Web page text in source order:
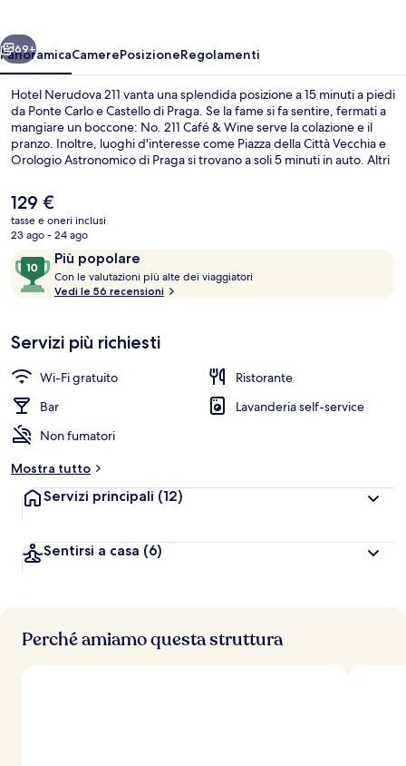
Avanti
69+
PanoramicaCamerePosizioneRegolamenti
Hotel Nerudova 211 vanta una splendida posizione a 15 minuti a piedi
da Ponte Carlo e Castello di Praga. Se la fame si fa sentire, fermati a
mangiare un boccone: No. 211 Café & Wine serve la colazione e il
pranzo. Inoltre, luoghi d'interesse come Piazza della Città Vecchia e
Orologio Astronomico di Praga si trovano a soli 5 minuti in auto. Altri
Approfitta dei mezzi pubblici nelle vicinanze: Fermata Malostranské
Náměstí è a 4 min e Fermata del tram Hellichova a 6 min a piedi.
Il
prezzo
attuale
129 €
129 €
tasse e oneri inclusi
23 ago - 24 ago
RecensioniPiù popolare
10
su
10,
popolare
Con le valutazioni più alte dei viaggiatori
a
z
a
Vedi le 56 recensioni
Servizi più richiesti
Wi-Fi gratuito
Ristorante
Bar
Lavanderia self-service
Non fumatori
Mostra tutto
Servizi principali (12)
Sentirsi a casa (6)
Perché amiamo questa struttura